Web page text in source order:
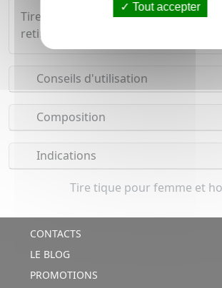
Tire-tique possédant un double
retirer les tiques de toutes tailles.
Conseils d'utilisation
Composition
Indications
Tire tique pour femme et
CONTACTS
LE BLOG
PROMOTIONS
Tout accepter